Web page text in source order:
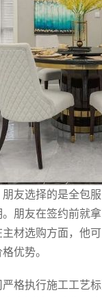
友选择的是全包
朋友在签约前就
材选购方面，他
优势。
格执行施工工艺